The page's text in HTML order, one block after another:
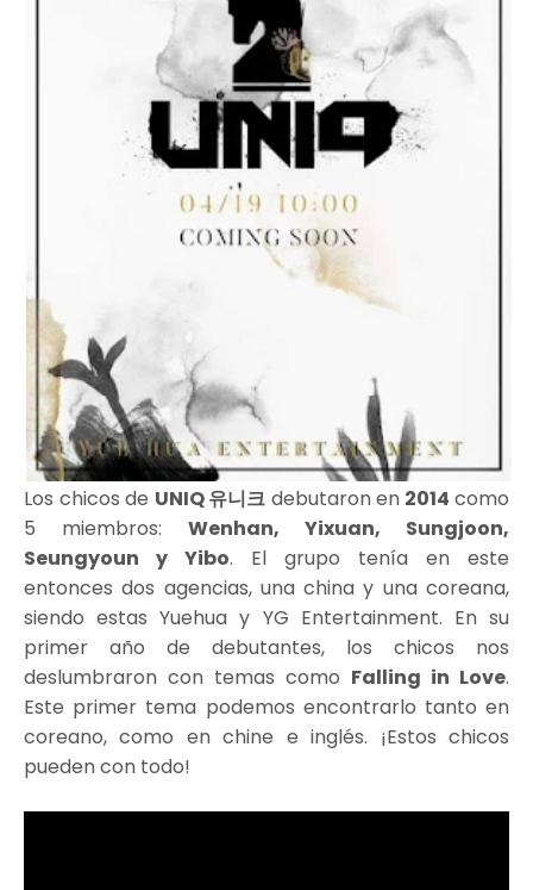
Los chicos de UNIQ 유니크 debutaron en 2014 como
5 miembros: Wenhan, Yixuan, Sungjoon,
Seungyoun y Yibo. El grupo tenía en este
entonces dos agencias, una china y una coreana,
siendo estas Yuehua y YG Entertainment. En su
primer año de debutantes, los chicos nos
deslumbraron con temas como Falling in Love.
Este primer tema podemos encontrarlo tanto en
coreano, como en chine e inglés. ¡Estos chicos
pueden con todo!